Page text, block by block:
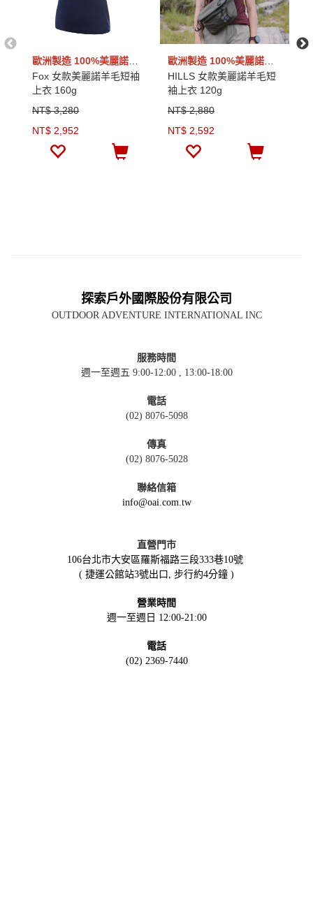
Fox 女款美麗諾羊毛短袖
上衣 160g
NT$ 3,280
NT$ 2,952
HILLS 女款美麗諾羊毛短
袖上衣 120g
NT$ 2,880
NT$ 2,592
探索戶外國際股份有限公司
OUTDOOR ADVENTURE INTERNATIONAL INC
服務時間
週一至週五 9:00-12:00 , 13:00-18:00
電話
(02) 8076-5098
傳真
(02) 8076-5028
聯絡信箱
info@oai.com.tw
直營門市
106台北市大安區羅斯福路三段333巷10號
( 捷運公館站3號出口, 步行約4分鐘 )
營業時間
週一至週日 12:00-21:00
電話
(02) 2369-7440